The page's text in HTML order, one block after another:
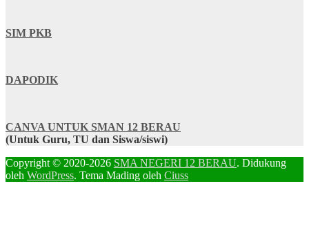
SIM PKB
DAPODIK
CANVA UNTUK SMAN 12 BERAU
(Untuk Guru, TU dan Siswa/siswi)
Copyright © 2020-2026 SMA NEGERI 12 BERAU. Didukung
oleh WordPress. Tema Mading oleh Ciuss